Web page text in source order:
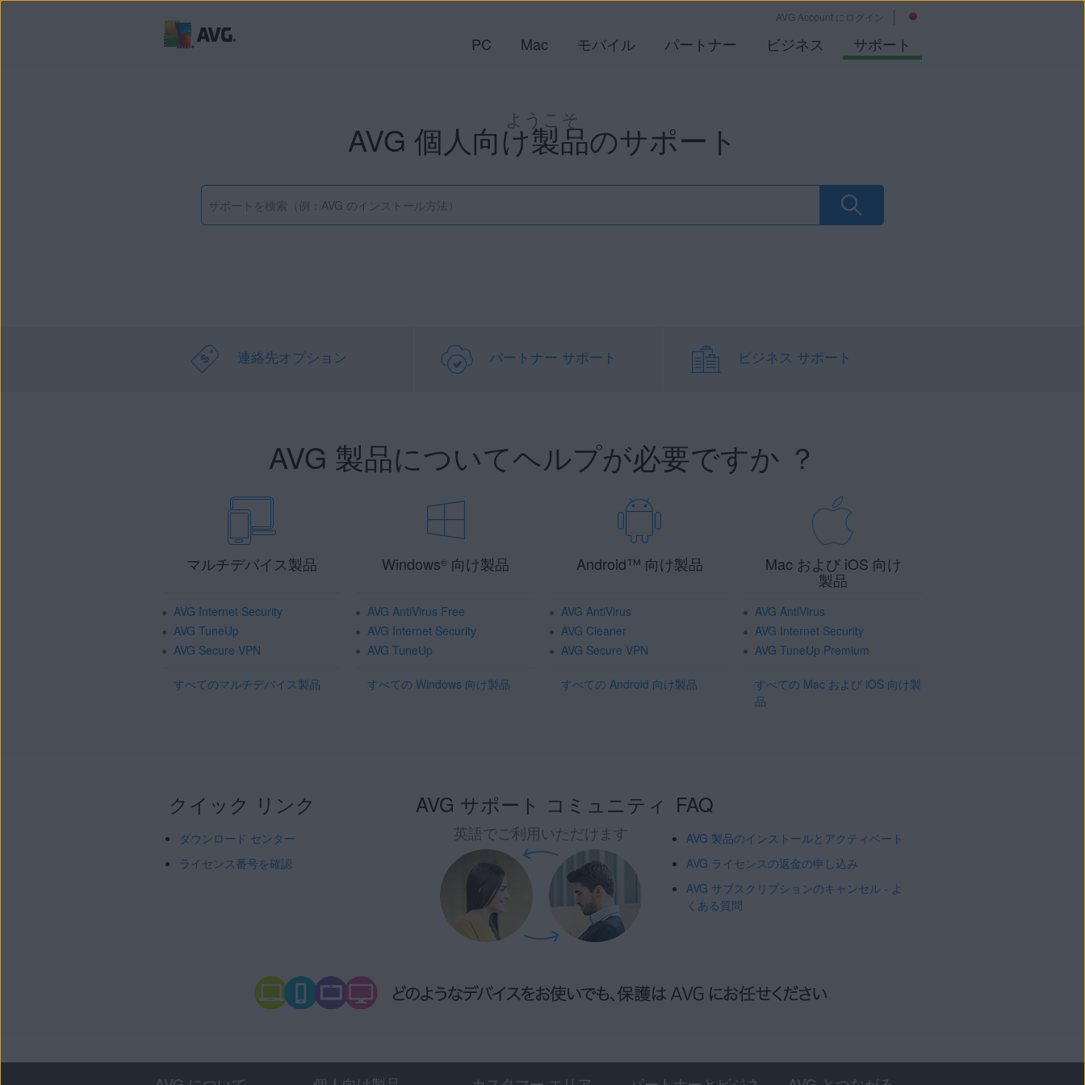
AVG Account にログイン
PC Mac モバイル パートナー ビジネス サポート
ようこそ
AVG 個人向け製品のサポート
連絡先オプション パートナー サポート ビジネス サポート
AVG 製品についてヘルプが必要ですか ？
マルチデバイス製品
AVG Internet Security
AVG TuneUp
AVG Secure VPN
すべてのマルチデバイス製品
Windows® 向け製品
AVG AntiVirus Free
AVG Internet Security
AVG TuneUp
すべての Windows 向け製品
Android™ 向け製品
AVG AntiVirus
AVG Cleaner
AVG Secure VPN
すべての Android 向け製品
Mac および iOS 向け
製品
AVG AntiVirus
AVG Internet Security
AVG TuneUp Premium
すべての Mac および iOS 向け製
品
クイック リンク
ダウンロード センター
ライセンス番号を確認
AVG サポート コミュニティ
英語でご利用いただけます
FAQ
AVG 製品のインストールとアクティベート
AVG ライセンスの返金の申し込み
AVG サブスクリプションのキャンセル - よ
くある質問